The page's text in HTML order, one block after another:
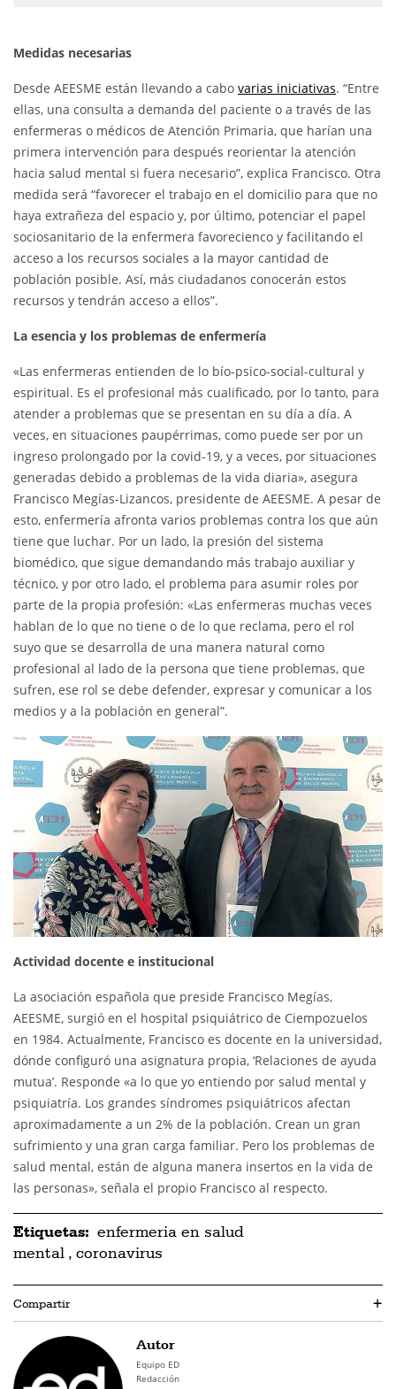
Medidas necesarias
Desde AEESME están llevando a cabo varias iniciativas. “Entre
ellas, una consulta a demanda del paciente o a través de las
enfermeras o médicos de Atención Primaria, que harían una
primera intervención para después reorientar la atención
hacia salud mental si fuera necesario”, explica Francisco. Otra
medida será “favorecer el trabajo en el domicilio para que no
haya extrañeza del espacio y, por último, potenciar el papel
sociosanitario de la enfermera favorecienco y facilitando el
acceso a los recursos sociales a la mayor cantidad de
población posible. Así, más ciudadanos conocerán estos
recursos y tendrán acceso a ellos”.
La esencia y los problemas de enfermería
«Las enfermeras entienden de lo bío-psico-social-cultural y
espiritual. Es el profesional más cualificado, por lo tanto, para
atender a problemas que se presentan en su día a día. A
veces, en situaciones paupérrimas, como puede ser por un
ingreso prolongado por la covid-19, y a veces, por situaciones
generadas debido a problemas de la vida diaria», asegura
Francisco Megías-Lizancos, presidente de AEESME. A pesar de
esto, enfermería afronta varios problemas contra los que aún
tiene que luchar. Por un lado, la presión del sistema
biomédico, que sigue demandando más trabajo auxiliar y
técnico, y por otro lado, el problema para asumir roles por
parte de la propia profesión: «Las enfermeras muchas veces
hablan de lo que no tiene o de lo que reclama, pero el rol
suyo que se desarrolla de una manera natural como
profesional al lado de la persona que tiene problemas, que
sufren, ese rol se debe defender, expresar y comunicar a los
medios y a la población en general”.
Actividad docente e institucional
La asociación española que preside Francisco Megías,
AEESME, surgió en el hospital psiquiátrico de Ciempozuelos
en 1984. Actualmente, Francisco es docente en la universidad,
dónde configuró una asignatura propia, ‘Relaciones de ayuda
mutua’. Responde «a lo que yo entiendo por salud mental y
psiquiatría. Los grandes síndromes psiquiátricos afectan
aproximadamente a un 2% de la población. Crean un gran
sufrimiento y una gran carga familiar. Pero los problemas de
salud mental, están de alguna manera insertos en la vida de
las personas», señala el propio Francisco al respecto.
Etiquetas: enfermeria en salud
mental , coronavirus
Compartir +
Autor
Equipo ED
Redacción